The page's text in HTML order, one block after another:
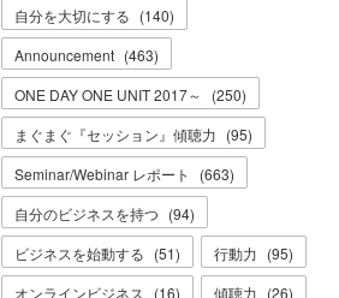
自分を大切にする (140)
Announcement (463)
ONE DAY ONE UNIT 2017～
(250)
まぐまぐ『セッション』傾聴力 (95)
Seminar/Webinar レポート
(663)
自分のビジネスを持つ (94)
ビジネスを始動する (51) 行動力 (95)
オンラインビジネス
(16) 傾聴力 (26)